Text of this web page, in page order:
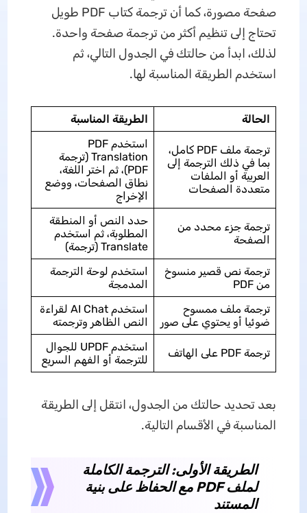
صفحة مصورة، كما أن ترجمة كتاب PDF طويل
تحتاج إلى تنظيم أكثر من ترجمة صفحة واحدة.
لذلك، ابدأ من حالتك في الجدول التالي، ثم
استخدم الطريقة المناسبة لها.
الحالة الطريقة المناسبة
ترجمة ملف PDF كامل،
بما في ذلك الترجمة إلى
العربية أو الملفات
متعددة الصفحات
استخدم PDF
Translation (ترجمة
PDF)، ثم اختر اللغة،
نطاق الصفحات، ووضع
الإخراج
ترجمة جزء محدد من
الصفحة
حدد النص أو المنطقة
المطلوبة، ثم استخدم
Translate (ترجمة)
ترجمة نص قصير منسوخ
من PDF
استخدم لوحة الترجمة
المدمجة
ترجمة ملف ممسوح
ضوئيا أو يحتوي على صور
استخدم AI Chat لقراءة
النص الظاهر وترجمته
ترجمة PDF على الهاتف
استخدم UPDF للجوال
للترجمة أو الفهم السريع
بعد تحديد حالتك من الجدول، انتقل إلى الطريقة
المناسبة في الأقسام التالية.
الطريقة الأولى: الترجمة الكاملة
لملف PDF مع الحفاظ على بنية
المستند